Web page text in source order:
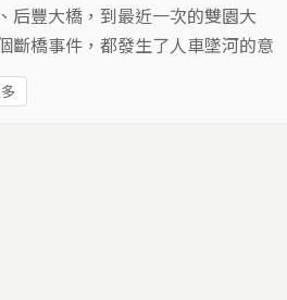
后豐大橋，到最近一次的雙園大
斷橋事件，都發生了人車墜河的意
們開始注意橋梁安全的問題，到底
了什麼問題？為什麼一再有斷橋事